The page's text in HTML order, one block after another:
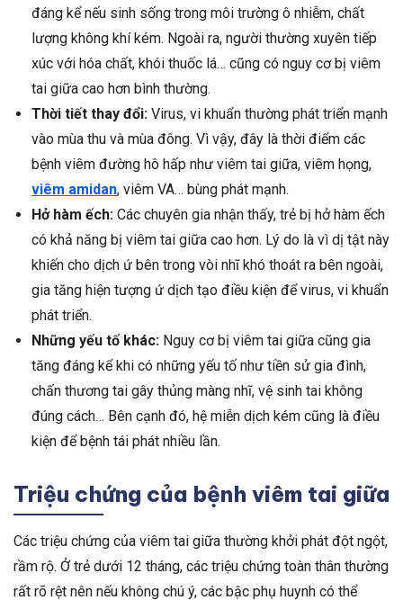
đáng kể nếu sinh sống trong môi trường ô nhiễm, chất
lượng không khí kém. Ngoài ra, người thường xuyên tiếp
xúc với hóa chất, khói thuốc lá… cũng có nguy cơ bị viêm
tai giữa cao hơn bình thường.
Thời tiết thay đổi: Virus, vi khuẩn thường phát triển mạnh
vào mùa thu và mùa đông. Vì vậy, đây là thời điểm các
bệnh viêm đường hô hấp như viêm tai giữa, viêm họng,
viêm amidan, viêm VA… bùng phát mạnh.
Hở hàm ếch: Các chuyên gia nhận thấy, trẻ bị hở hàm ếch
có khả năng bị viêm tai giữa cao hơn. Lý do là vì dị tật này
khiến cho dịch ứ bên trong vòi nhĩ khó thoát ra bên ngoài,
gia tăng hiện tượng ứ dịch tạo điều kiện để virus, vi khuẩn
phát triển.
Những yếu tố khác: Nguy cơ bị viêm tai giữa cũng gia
tăng đáng kể khi có những yếu tố như tiền sử gia đình,
chấn thương tai gây thủng màng nhĩ, vệ sinh tai không
đúng cách… Bên cạnh đó, hệ miễn dịch kém cũng là điều
kiện để bệnh tái phát nhiều lần.
Triệu chứng của bệnh viêm tai giữa
Các triệu chứng của viêm tai giữa thường khởi phát đột ngột,
rầm rộ. Ở trẻ dưới 12 tháng, các triệu chứng toàn thân thường
rất rõ rệt nên nếu không chú ý, các bậc phụ huynh có thể